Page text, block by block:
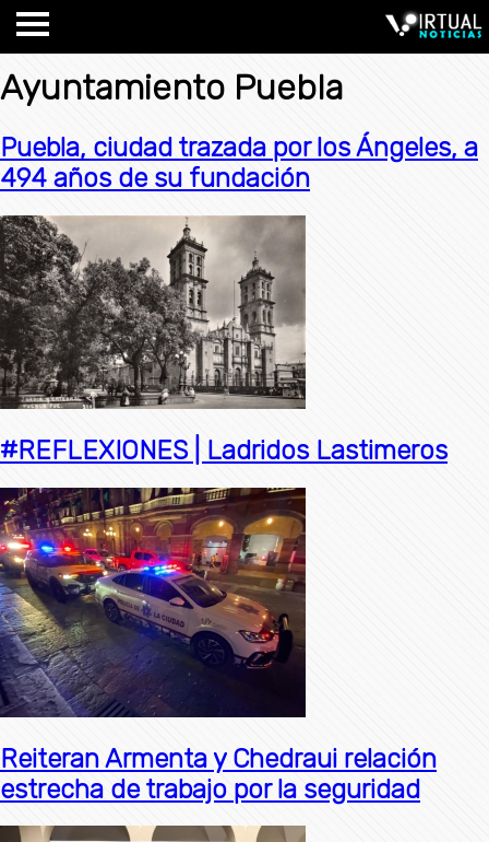
Ayuntamiento Puebla
Puebla, ciudad trazada por los Ángeles, a
494 años de su fundación
#REFLEXIONES | Ladridos Lastimeros
Reiteran Armenta y Chedraui relación
estrecha de trabajo por la seguridad